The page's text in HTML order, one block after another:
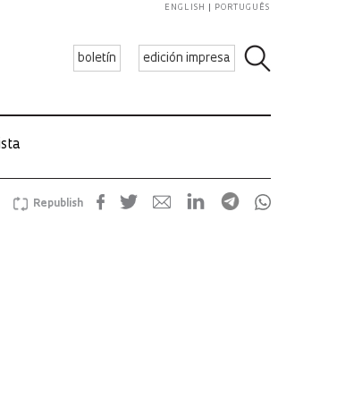
boletín edición impresa
ENGLISH PORTUGUÊS
Republish